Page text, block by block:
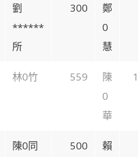
劉
******
所
300
鄭
0
慧
林0竹 559
陳
0
華
陳0同 500
賴